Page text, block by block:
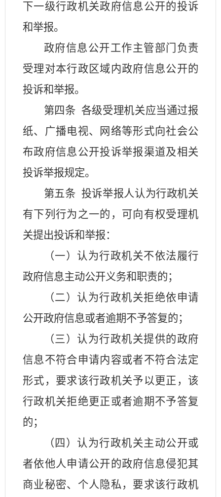
下一级行政机关政府信息公开的投诉
和举报。
政府信息公开工作主管部门负责
受理对本行政区域内政府信息公开的
投诉和举报。
第四条 各级受理机关应当通过报
纸、广播电视、网络等形式向社会公
布政府信息公开投诉举报渠道及相关
投诉举报规定。
第五条 投诉举报人认为行政机关
有下列行为之一的，可向有权受理机
关提出投诉和举报：
（一）认为行政机关不依法履行
政府信息主动公开义务和职责的；
（二）认为行政机关拒绝依申请
公开政府信息或者逾期不予答复的；
（三）认为行政机关提供的政府
信息不符合申请内容或者不符合法定
形式，要求该行政机关予以更正，该
行政机关拒绝更正或者逾期不予答复
的；
（四）认为行政机关主动公开或
者依他人申请公开的政府信息侵犯其
商业秘密、个人隐私，要求该行政机